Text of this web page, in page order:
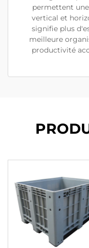
permettent
vertical et
signifie plus
meilleure
productivité